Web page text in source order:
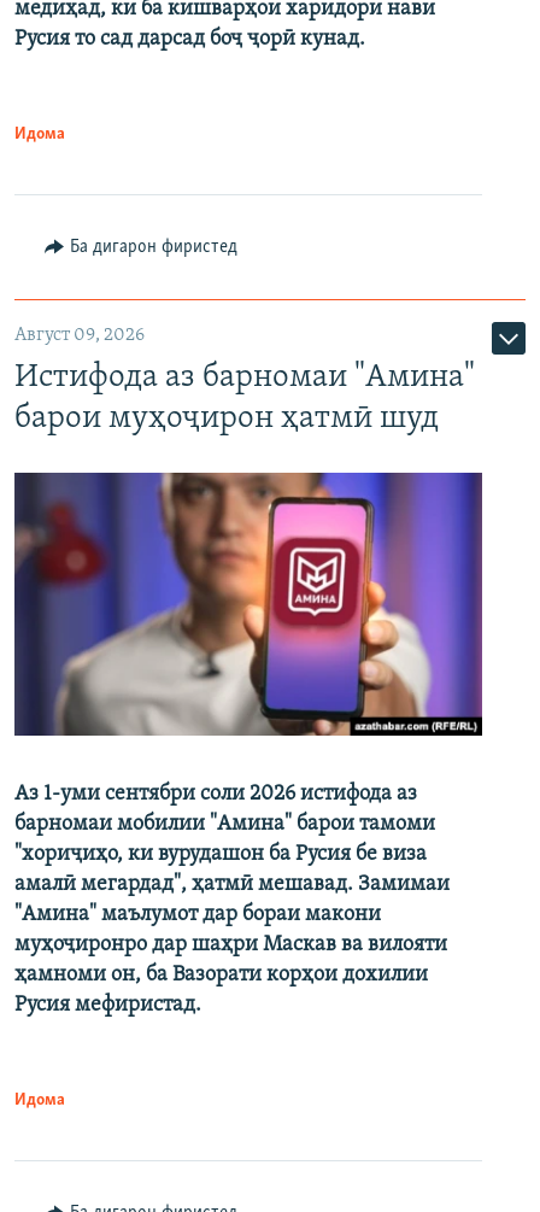
медиҳад, ки ба кишварҳои харидори нави
Русия то сад дарсад боҷ ҷорӣ кунад.
Идома
Ба дигарон фиристед
Август 09, 2026
Истифода аз барномаи "Амина"
барои муҳоҷирон ҳатмӣ шуд
Аз 1-уми сентябри соли 2026 истифода аз
барномаи мобилии "Амина" барои тамоми
"хориҷиҳо, ки вурудашон ба Русия бе виза
амалӣ мегардад", ҳатмӣ мешавад. Замимаи
"Амина" маълумот дар бораи макони
муҳоҷиронро дар шаҳри Маскав ва вилояти
ҳамноми он, ба Вазорати корҳои дохилии
Русия мефиристад.
Идома